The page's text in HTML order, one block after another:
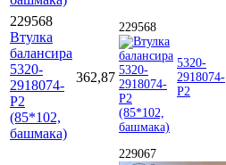
229568
Втулка
балансира
5320-
2918074-
Р2
(85*102,
башмака)
362,87
229568
5320-
2918074-
Р2
229067